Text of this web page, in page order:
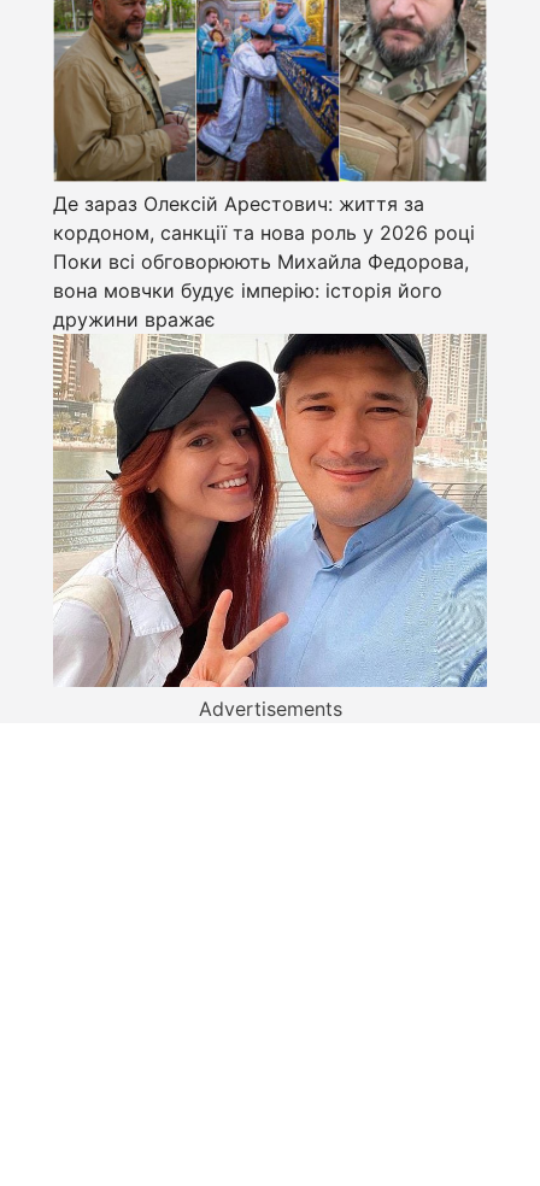
Де зараз Олексій Арестович: життя за
кордоном, санкції та нова роль у 2026 році
Поки всі обговорюють Михайла Федорова,
вона мовчки будує імперію: історія його
дружини вражає
Advertisements